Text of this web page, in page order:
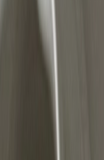
Wil je
belangrijk om
budget
stabiele
te testen wat
zodra je ziet
Tijdens